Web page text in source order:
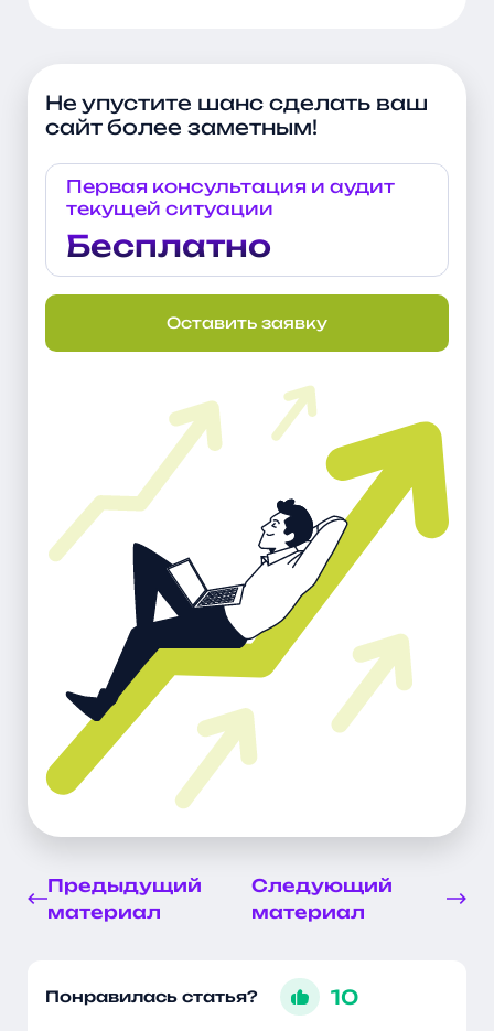
Не упустите шанс сделать ваш
сайт более заметным!
Первая консультация и аудит
текущей ситуации
Бесплатно
Оставить заявку
Предыдущий
материал
Следующий
материал
Понравилась статья? 10